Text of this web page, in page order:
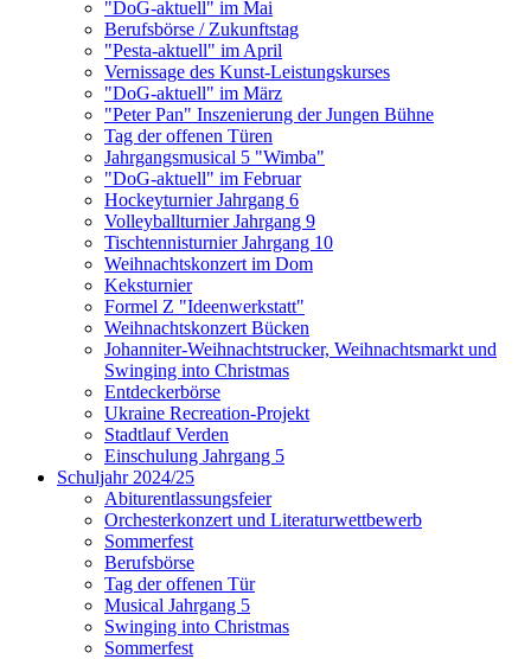
"DoG-aktuell" im Mai
Berufsbörse / Zukunftstag
"Pesta-aktuell" im April
Vernissage des Kunst-Leistungskurses
"DoG-aktuell" im März
"Peter Pan" Inszenierung der Jungen Bühne
Tag der offenen Türen
Jahrgangsmusical 5 "Wimba"
"DoG-aktuell" im Februar
Hockeyturnier Jahrgang 6
Volleyballturnier Jahrgang 9
Tischtennisturnier Jahrgang 10
Weihnachtskonzert im Dom
Keksturnier
Formel Z "Ideenwerkstatt"
Weihnachtskonzert Bücken
Johanniter-Weihnachtstrucker, Weihnachtsmarkt und
Swinging into Christmas
Entdeckerbörse
Ukraine Recreation-Projekt
Stadtlauf Verden
Einschulung Jahrgang 5
Schuljahr 2024/25
Abiturentlassungsfeier
Orchesterkonzert und Literaturwettbewerb
Sommerfest
Berufsbörse
Tag der offenen Tür
Musical Jahrgang 5
Swinging into Christmas
Sommerfest